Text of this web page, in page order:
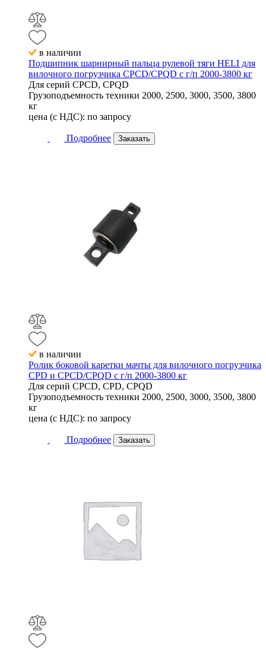
в наличии
Подшипник шарнирный пальца рулевой тяги HELI для
вилочного погрузчика CPCD/CPQD с г/п 2000-3800 кг
Для серий CPCD, CPQD
Грузоподъемность техники 2000, 2500, 3000, 3500, 3800
кг
цена (с НДС): по запросу
Подробнее Заказать
в наличии
Ролик боковой каретки мачты для вилочного погрузчика
CPD и CPCD/CPQD с г/п 2000-3800 кг
Для серий CPCD, CPD, CPQD
Грузоподъемность техники 2000, 2500, 3000, 3500, 3800
кг
цена (с НДС): по запросу
Подробнее Заказать